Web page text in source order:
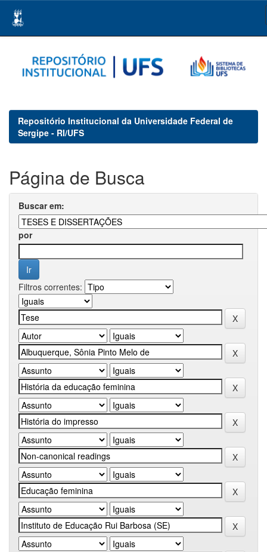
navigation
Repositório Institucional da Universidade Federal de
Sergipe - RI/UFS
Página de Busca
Buscar em:
por
Filtros correntes: